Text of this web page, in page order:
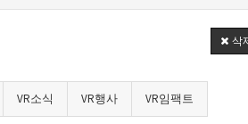
삭
VR소식 VR행사 VR임팩트